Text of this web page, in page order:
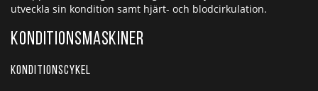
utveckla sin kondition samt hjärt- och blodcirkulation.
Konditionsmaskiner
Konditionscykel